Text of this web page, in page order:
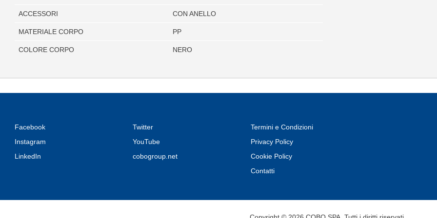
ACCESSORI CON ANELLO
MATERIALE CORPO PP
COLORE CORPO NERO
Facebook
Instagram
LinkedIn
Twitter
YouTube
cobogroup.net
Termini e Condizioni
Privacy Policy
Cookie Policy
Contatti